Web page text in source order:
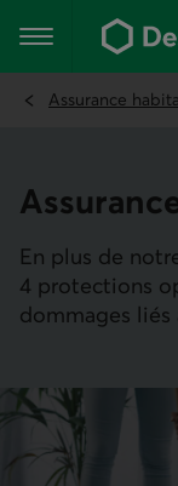
contenu
Menu principal
Assurance
En plus de
4 protections
dommages liés